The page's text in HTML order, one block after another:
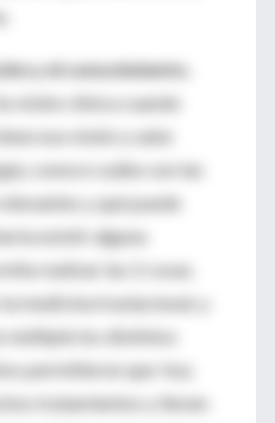
y el conocimiento.
visión clínica cuando
esa visión y sabe
conoce cuáles son las
y qué puede
existir alguna
realizar las 2 cosas.
medicina traslacional, y
múltiple los distintos
permitieron que hoy
tratamientos y lleven